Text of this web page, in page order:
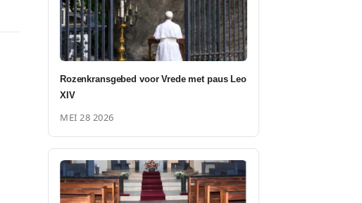
Rozenkransgebed voor Vrede met paus Leo
XIV
MEI 28 2026